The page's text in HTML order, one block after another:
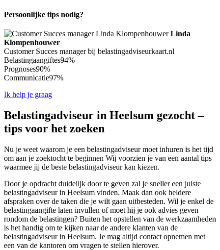
Persoonlijke tips nodig?
Linda
Klompenhouwer
Customer Succes manager bij belastingadviseurkaart.nl
Belastingaangiftes94%
Prognoses90%
Communicatie97%
Ik help je graag
Belastingadviseur in Heelsum gezocht –
tips voor het zoeken
Nu je weet waarom je een belastingadviseur moet inhuren is het tijd
om aan je zoektocht te beginnen Wij voorzien je van een aantal tips
waarmee jij de beste belastingadviseur kan kiezen.
Door je opdracht duidelijk door te geven zal je sneller een juiste
belastingadviseur in Heelsum vinden. Maak dan ook heldere
afspraken over de taken die je wilt gaan uitbesteden. Wil je enkel de
belastingaangifte laten invullen of moet hij je ook advies geven
rondom de belastingen? Buiten het opstellen van de werkzaamheden
is het handig om te kijken naar de andere klanten van de
belastingadviseur in Heelsum. Je mag altijd contact opnemen met
een van de kantoren om vragen te stellen hierover.